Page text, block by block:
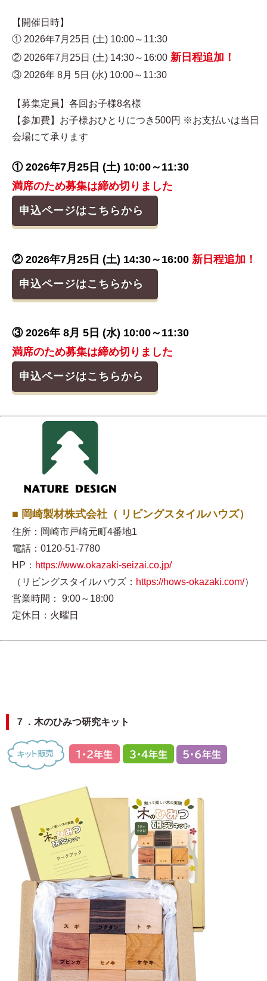
【開催日時】
① 2026年7月25日 (土) 10:00～11:30
② 2026年7月25日 (土) 14:30～16:00 新日程追加！
③ 2026年 8月 5日 (水) 10:00～11:30
【募集定員】各回お子様8名様
【参加費】お子様おひとりにつき500円 ※お支払いは当日
会場にて承ります
① 2026年7月25日 (土) 10:00～11:30
満席のため募集は締め切りました
申込ページはこちらから
② 2026年7月25日 (土) 14:30～16:00 新日程追加！
申込ページはこちらから
③ 2026年 8月 5日 (水) 10:00～11:30
満席のため募集は締め切りました
申込ページはこちらから
■ 岡崎製材株式会社（ リビングスタイルハウズ）
住所：岡崎市戸崎元町4番地1
電話：0120-51-7780
HP： https://www.okazaki-seizai.co.jp/
（リビングスタイルハウズ： https://hows-okazaki.com/）
営業時間： 9:00～18:00
定休日：火曜日
７．木のひみつ研究キット